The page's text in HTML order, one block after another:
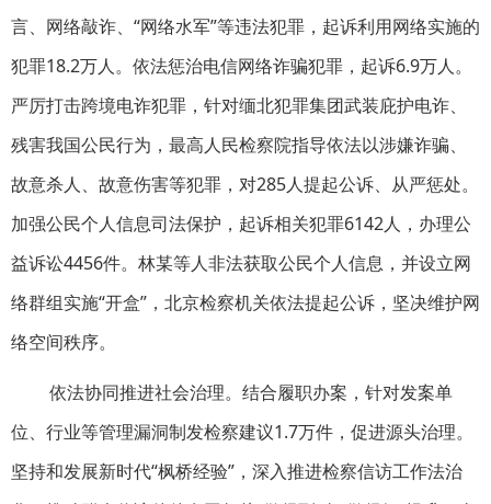
言、网络敲诈、“网络水军”等违法犯罪，起诉利用网络实施的
犯罪18.2万人。依法惩治电信网络诈骗犯罪，起诉6.9万人。
严厉打击跨境电诈犯罪，针对缅北犯罪集团武装庇护电诈、
残害我国公民行为，最高人民检察院指导依法以涉嫌诈骗、
故意杀人、故意伤害等犯罪，对285人提起公诉、从严惩处。
加强公民个人信息司法保护，起诉相关犯罪6142人，办理公
益诉讼4456件。林某等人非法获取公民个人信息，并设立网
络群组实施“开盒”，北京检察机关依法提起公诉，坚决维护网
络空间秩序。
依法协同推进社会治理。结合履职办案，针对发案单
位、行业等管理漏洞制发检察建议1.7万件，促进源头治理。
坚持和发展新时代“枫桥经验”，深入推进检察信访工作法治